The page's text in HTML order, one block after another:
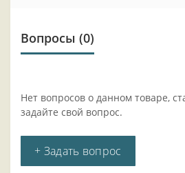
Вопросы (0)
Нет вопросов о данном товаре,
задайте свой вопрос.
+ Задать вопрос